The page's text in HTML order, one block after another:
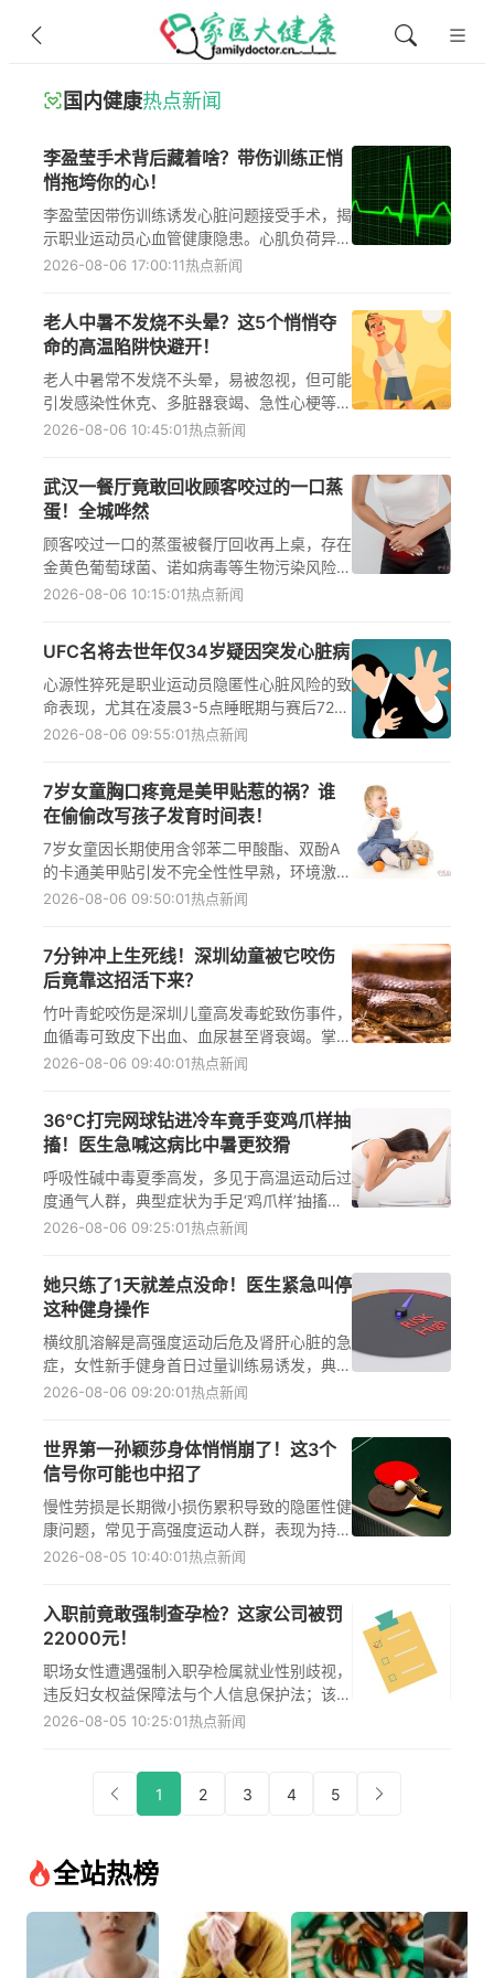
国内健康热点新闻
李盈莹手术背后藏着啥？带伤训练正悄
悄拖垮你的心！
李盈莹因带伤训练诱发心脏问题接受手术，揭
示职业运动员心血管健康隐患。心肌负荷异
常、神经内分泌紊乱与过劳型心脏损伤是三大
2026-08-06 17:00:11热点新闻
老人中暑不发烧不头晕？这5个悄悄夺
命的高温陷阱快避开！
老人中暑常不发烧不头晕，易被忽视，但可能
引发感染性休克、多脏器衰竭、急性心梗等致
命风险。关注老年中暑非典型症状、高温下心
2026-08-06 10:45:01热点新闻
武汉一餐厅竟敢回收顾客咬过的一口蒸
蛋！全城哗然
顾客咬过一口的蒸蛋被餐厅回收再上桌，存在
金黄色葡萄球菌、诺如病毒等生物污染风险，
易引发急性肠胃炎等食源性疾病，尤其威胁儿
2026-08-06 10:15:01热点新闻
UFC名将去世年仅34岁疑因突发心脏病
心源性猝死是职业运动员隐匿性心脏风险的致
命表现，尤其在凌晨3-5点睡眠期与赛后72小
时内高发。加强心脏超声、运动心电图筛查，
2026-08-06 09:55:01热点新闻
7岁女童胸口疼竟是美甲贴惹的祸？谁
在偷偷改写孩子发育时间表！
7岁女童因长期使用含邻苯二甲酸酯、双酚A
的卡通美甲贴引发不完全性性早熟，环境激素
经皮肤渗透与手口接触干扰内分泌；性早熟防
2026-08-06 09:50:01热点新闻
7分钟冲上生死线！深圳幼童被它咬伤
后竟靠这招活下来？
竹叶青蛇咬伤是深圳儿童高发毒蛇致伤事件，
血循毒可致皮下出血、血尿甚至肾衰竭。掌握
冷静制动、绑扎清洗、及时送医三大原则，结
2026-08-06 09:40:01热点新闻
36℃打完网球钻进冷车竟手变鸡爪样抽
搐！医生急喊这病比中暑更狡猾
呼吸性碱中毒夏季高发，多见于高温运动后过
度通气人群，典型症状为手足‘鸡爪样’抽搐、
四肢麻木、言语不清，青少年及年轻女性风险
2026-08-06 09:25:01热点新闻
她只练了1天就差点没命！医生紧急叫停
这种健身操作
横纹肌溶解是高强度运动后危及肾肝心脏的急
症，女性新手健身首日过量训练易诱发，典型
症状包括剧痛僵硬、茶色尿、乏力恶心；及时
2026-08-06 09:20:01热点新闻
世界第一孙颖莎身体悄悄崩了！这3个
信号你可能也中招了
慢性劳损是长期微小损伤累积导致的隐匿性健
康问题，常见于高强度运动人群，表现为持续
酸胀、关节晨僵与活动弹响。重视慢性劳损早
2026-08-05 10:40:01热点新闻
入职前竟敢强制查孕检？这家公司被罚
22000元！
职场女性遭遇强制入职孕检属就业性别歧视，
违反妇女权益保障法与个人信息保护法；该行
为侵犯女性健康权益并引发心理应激，用人单
2026-08-05 10:25:01热点新闻
1 2 3 4 5
全站热榜